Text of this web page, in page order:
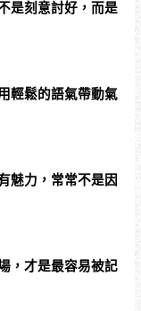
是刻意討好，而是
輕鬆的語氣帶動氣
魅力，常常不是因
，才是最容易被記